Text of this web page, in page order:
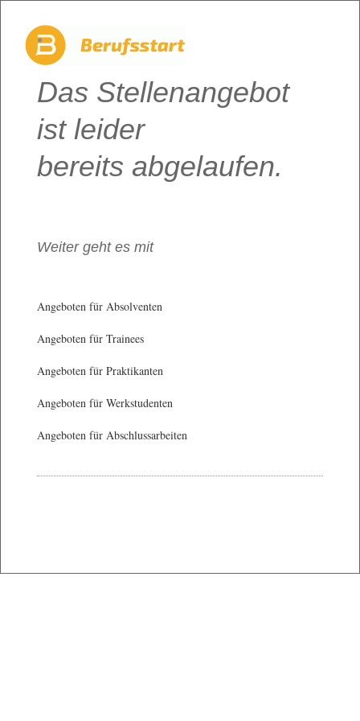
Das Stellenangebot
ist leider
bereits abgelaufen.
Weiter geht es mit
Angeboten für Absolventen
Angeboten für Trainees
Angeboten für Praktikanten
Angeboten für Werkstudenten
Angeboten für Abschlussarbeiten